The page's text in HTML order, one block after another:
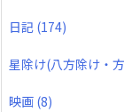
日記 (174)
星除け(八方除け・
映画 (8)